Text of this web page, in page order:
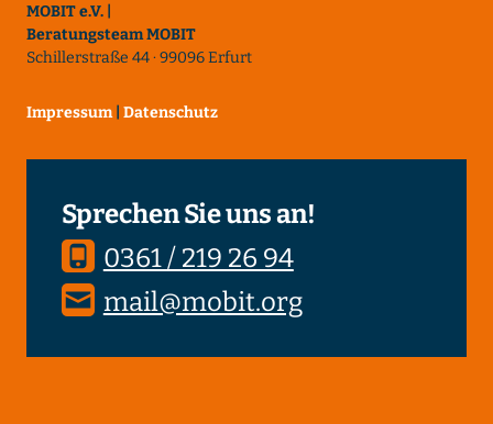
MOBIT e.V. |
Beratungsteam MOBIT
Schillerstraße 44 · 99096 Erfurt
Impressum Datenschutz
Sprechen Sie uns an!
0361 / 219 26 94
mail@mobit.org